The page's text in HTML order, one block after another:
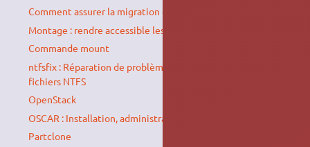
Comment assurer la migration d'Ubuntu vers un SSD ?
Montage : rendre accessible les espaces de stockage
Commande mount
ntfsfix : Réparation de problèmes communs des systèmes de
fichiers NTFS
OpenStack
OSCAR : Installation, administration et utilisation de cluster
Partclone